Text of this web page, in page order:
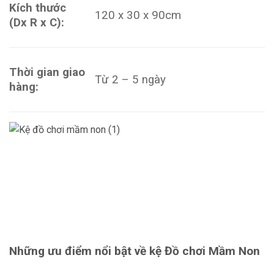
Kích thước
(Dx R x C):
120 x 30 x 90cm
Thời gian giao
hàng:
Từ 2 – 5 ngày
Những ưu điểm nổi bật về kệ Đồ chơi Mầm Non